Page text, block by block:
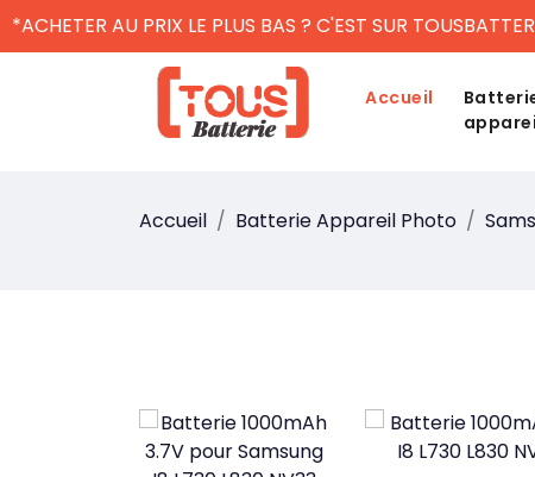
*ACHETER AU PRIX LE PLUS BAS ? C'EST SUR
Accueil
Accueil Batterie Appareil Photo